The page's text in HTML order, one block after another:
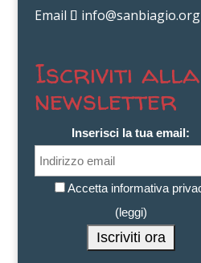
Email info@sanbiagio.org
Iscriviti alla
newsletter
Inserisci la tua email:
Accetta informativa
(leggi)